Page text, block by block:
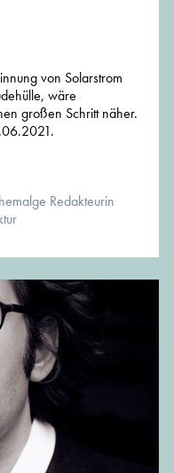
von Solarstrom
wäre
großen Schritt näher.
Redakteurin